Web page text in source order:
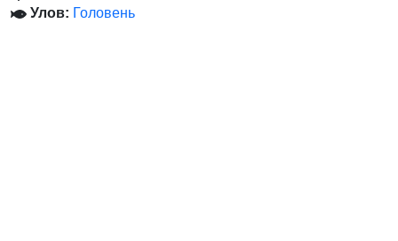
Улов: Головень